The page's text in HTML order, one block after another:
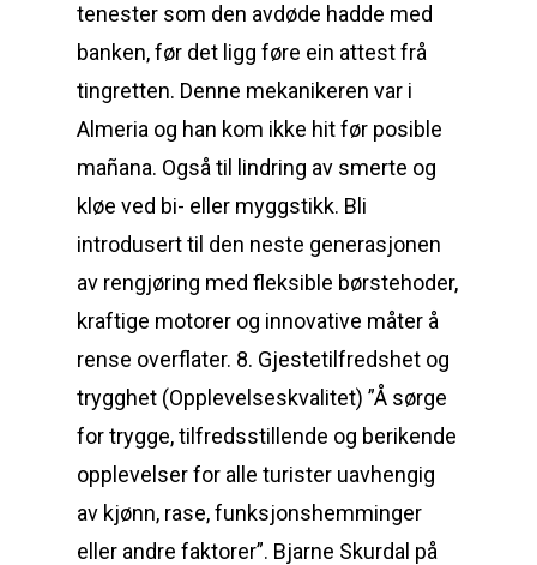
tenester som den avdøde hadde med
banken, før det ligg føre ein attest frå
tingretten. Denne mekanikeren var i
Almeria og han kom ikke hit før posible
mañana. Også til lindring av smerte og
kløe ved bi- eller myggstikk. Bli
introdusert til den neste generasjonen
av rengjøring med fleksible børstehoder,
kraftige motorer og innovative måter å
rense overflater. 8. Gjestetilfredshet og
trygghet (Opplevelseskvalitet) ”Å sørge
for trygge, tilfredsstillende og berikende
opplevelser for alle turister uavhengig
av kjønn, rase, funksjonshemminger
eller andre faktorer”. Bjarne Skurdal på